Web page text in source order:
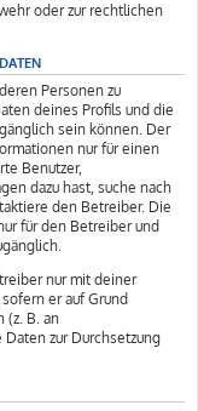
oder zur rechtlichen
Personen zu
deines Profils und die
sein können. Der
nur für einen
Benutzer,
dazu hast, suche nach
den Betreiber. Die
für den Betreiber und
nur mit deiner
er auf Grund
(z. B. an
zur Durchsetzung